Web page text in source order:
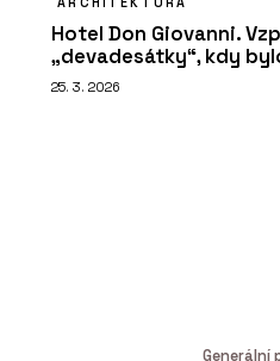
Hotel Don Giovanni.
„devadesátky“, kdy
25. 3. 2026
Generální